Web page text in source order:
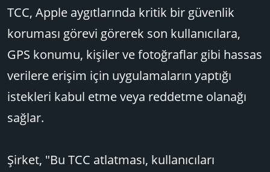
TCC, Apple aygıtlarında kritik bir güvenlik
koruması görevi görerek son kullanıcılara,
GPS konumu, kişiler ve fotoğraflar gibi hassas
verilere erişim için uygulamaların yaptığı
istekleri kabul etme veya reddetme olanağı
sağlar.
Şirket, "Bu TCC atlatması, kullanıcıları